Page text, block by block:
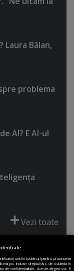
Laura Bălan,
problema
AI? E AI-ul
Vezi toate
unici în cookie-uri pentru procesarea
mai jos, inclusiv dreptul dvs. de a obiecta în
de confidențialitate. Aceste alegeri vor fi